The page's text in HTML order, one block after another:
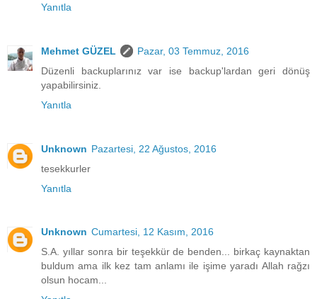
Yanıtla
Mehmet GÜZEL
Pazar, 03 Temmuz, 2016
Düzenli backuplarınız var ise backup'lardan geri dönüş
yapabilirsiniz.
Yanıtla
Unknown Pazartesi, 22 Ağustos, 2016
tesekkurler
Yanıtla
Unknown Cumartesi, 12 Kasım, 2016
S.A. yıllar sonra bir teşekkür de benden... birkaç kaynaktan
buldum ama ilk kez tam anlamı ile işime yaradı Allah rağzı
olsun hocam...